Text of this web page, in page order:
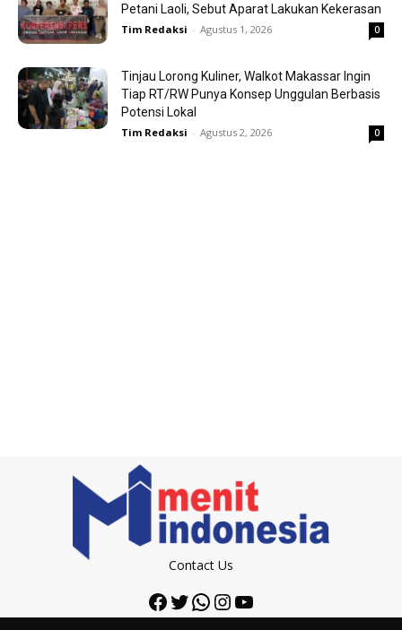
Petani Laoli, Sebut Aparat Lakukan Kekerasan
Tim Redaksi - Agustus 1, 2026 0
Tinjau Lorong Kuliner, Walkot Makassar Ingin
Tiap RT/RW Punya Konsep Unggulan Berbasis
Potensi Lokal
Tim Redaksi - Agustus 2, 2026 0
Contact Us
Facebook
Twitter
WhatsApp
Instagram
YouTube